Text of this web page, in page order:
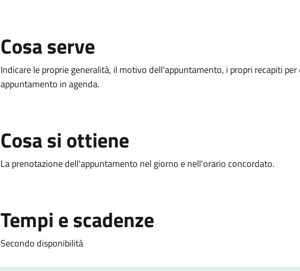
Cosa serve
Indicare le proprie generalità, il motivo dell'appuntamento, i propri recapiti
appuntamento in agenda.
Cosa si ottiene
La prenotazione dell'appuntamento nel giorno e nell'orario concordato.
Tempi e scadenze
Secondo disponibilità